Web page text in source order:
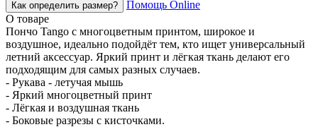
Как определить размер?
Помощь Online
О товаре
Пончо Tango с многоцветным принтом, широкое и
воздушное, идеально подойдёт тем, кто ищет универсальный
летний аксессуар. Яркий принт и лёгкая ткань делают его
подходящим для самых разных случаев.
- Рукава - летучая мышь
- Яркий многоцветный принт
- Лёгкая и воздушная ткань
- Боковые разрезы с кисточками.